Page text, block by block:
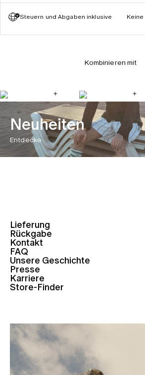
Steuern und Abgaben inklusive
Kombinieren mit
Neuheiten
Entdecke
Lieferung
Rückgabe
Kontakt
FAQ
Unsere Geschichte
Presse
Karriere
Store-Finder